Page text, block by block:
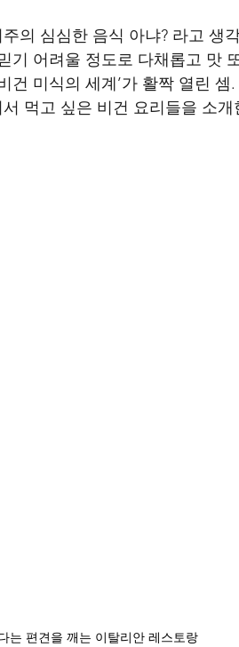
의 심심한 음식 아냐? 라고 생
기 어려울 정도로 다채롭고 맛
건 미식의 세계’가 활짝 열린 셈.
먹고 싶은 비건 요리들을 소개
는 편견을 깨는 이탈리안 레스토랑